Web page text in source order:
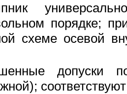
порядке;
схеме осевой